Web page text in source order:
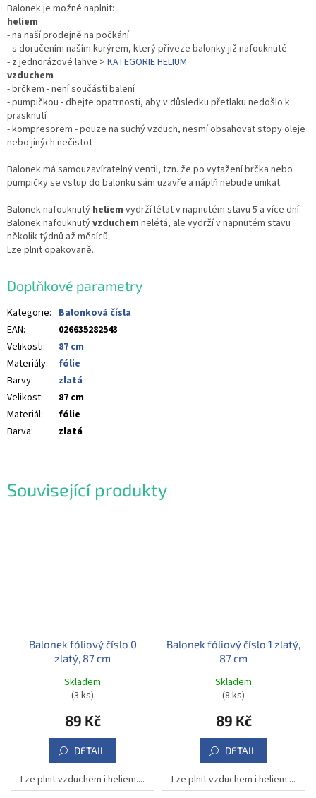
Související produkty
Balonek fóliový číslo 0
zlatý, 87 cm
Skladem
(3 ks)
89 Kč
DETAIL
Lze plnit vzduchem i heliem....
Balonek fóliový číslo 1 zlatý,
87 cm
Skladem
(8 ks)
89 Kč
DETAIL
Lze plnit vzduchem i heliem....
Balonek je možné naplnit:
heliem
- na naší prodejně na počkání
- s doručením naším kurýrem, který přiveze balonky již nafouknuté
- z jednorázové lahve > KATEGORIE HELIUM
vzduchem
- brčkem - není součástí balení
- pumpičkou - dbejte opatrnosti, aby v důsledku přetlaku nedošlo k
prasknutí
- kompresorem - pouze na suchý vzduch, nesmí obsahovat stopy oleje
nebo jiných nečistot
Balonek má samouzavíratelný ventil, tzn. že po vytažení brčka nebo
pumpičky se vstup do balonku sám uzavře a náplň nebude unikat.
Balonek nafouknutý heliem vydrží létat v napnutém stavu 5 a více dní.
Balonek nafouknutývzduchem nelétá, ale vydrží v napnutém stavu
několik týdnů až měsíců.
Lze plnit opakovaně.
Doplňkové parametry
Kategorie: Balonková čísla
EAN:
026635282543
Velikosti:
87 cm
Materiály:
fólie
Barvy:
zlatá
Velikost:
87 cm
Materiál:
fólie
Barva: zlatá